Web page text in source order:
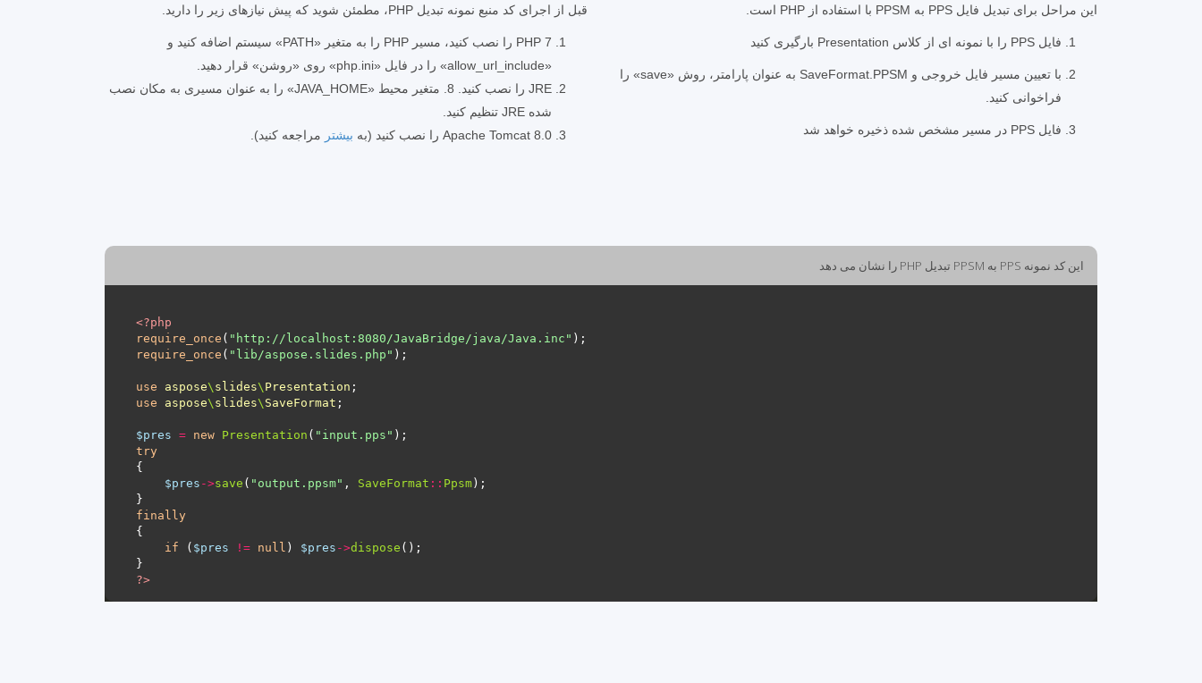
این مراحل برای تبدیل فایل PPS به PPSM با استفاده از PHP است.
فایل PPS را با نمونه ای از کلاس Presentation بارگیری کنید
با تعیین مسیر فایل خروجی و SaveFormat.PPSM به عنوان پارامتر، روش «save» را
فراخوانی کنید.
فایل PPS در مسیر مشخص شده ذخیره خواهد شد
قبل از اجرای کد منبع نمونه تبدیل PHP، مطمئن شوید که پیش نیازهای زیر را دارید.
PHP 7 را نصب کنید، مسیر PHP را به متغیر «PATH» سیستم اضافه کنید و
«allow_url_include» را در فایل «php.ini» روی «روشن» قرار دهید.
JRE را نصب کنید. 8. متغیر محیط «JAVA_HOME» را به عنوان مسیری به مکان نصب
شده JRE تنظیم کنید.
Apache Tomcat 8.0 را نصب کنید (به
بیشتر مراجعه کنید).
این کد نمونه PPS به PPSM تبدیل PHP را نشان می دهد
<?php
require_once ( "http://localhost:8080/JavaBridge/java/Java.inc"
require_once ( "lib/aspose.slides.php"
use aspose\ slides\ Presentation
use
aspose\ slides\ SaveFormat
$pres = new Presentation ( "input.pps"
try
$pres ->save ( "output.ppsm" , SaveFormat :: Ppsm
finally
if ( $pres != null ) $pres ->dispose
?>